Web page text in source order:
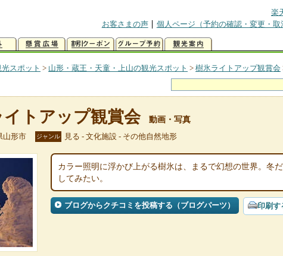
楽
お客さまの声
個人ページ（予約の確認・変更・取
スポット > 山形・蔵王・天童・上山の観光スポット > 樹氷ライトアップ観賞会
イトアップ観賞会 動画・写真
山形市 ジャンル 見る - 文化施設 - その他自然地形
カラー照明に浮かび上がる樹氷は、まるで幻想の世界。冬
してみたい。
ブログからクチコミを投稿する（ブログパーツ） 印刷す